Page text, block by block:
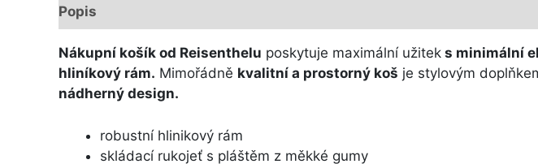
Popis
Nákupní košík od Reisenthelu poskytuje maximální užitek s minimální
hliníkový rám. Mimořádně kvalitní a prostorný koš je stylovým
nádherný design.
robustní hlinikový rám
skládací rukojeť s pláštěm z měkké gumy